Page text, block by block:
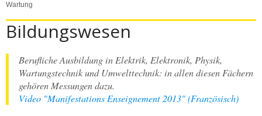
Wartung
Bildungswesen
Berufliche Ausbildung in Elektrik, Elektronik, Physik,
Wartungstechnik und Umwelttechnik: in allen diesen Fächern
gehören Messungen dazu.
Video "Manifestations Enseignement 2013" (Französisch)